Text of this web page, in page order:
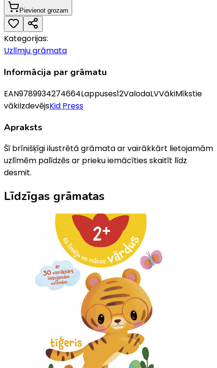
Pievienot grozam
Kategorijas:
Uzlīmju grāmata
Informācija par grāmatu
EAN9789934274664Lappuses12ValodaLVVākiMīkstie
vākiIzdevējsKid Press
Apraksts
Šī brīnišķīgi ilustrētā grāmata ar vairākkārt lietojamām
uzlīmēm palīdzēs ar prieku iemācīties skaitīt līdz
desmit.
Līdzīgas grāmatas